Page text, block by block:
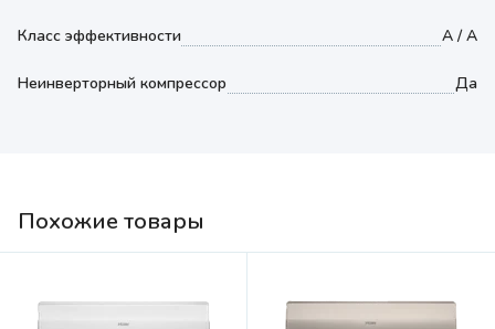
Класс эффективности A / A
Неинверторный компрессор Да
Похожие товары